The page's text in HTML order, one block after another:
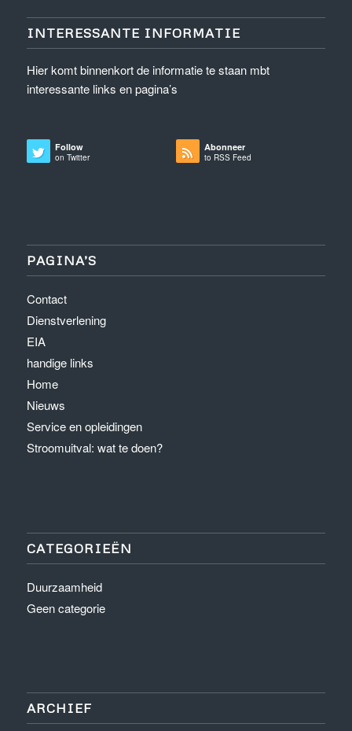
INTERESSANTE INFORMATIE
Hier komt binnenkort de informatie te staan mbt
interessante links en pagina’s
Follow
on Twitter
Abonneer
to RSS Feed
PAGINA’S
Contact
Dienstverlening
EIA
handige links
Home
Nieuws
Service en opleidingen
Stroomuitval: wat te doen?
CATEGORIEËN
Duurzaamheid
Geen categorie
ARCHIEF